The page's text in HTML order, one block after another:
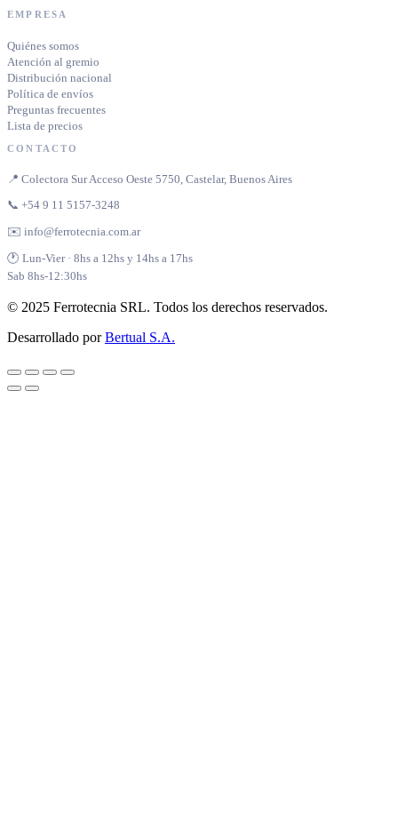
EMPRESA
Quiénes somos
Atención al gremio
Distribución nacional
Política de envíos
Preguntas frecuentes
Lista de precios
CONTACTO
📍 Colectora Sur Acceso Oeste 5750, Castelar, Buenos Aires
📞 +54 9 11 5157-3248
✉️ info@ferrotecnia.com.ar
🕐 Lun-Vier · 8hs a 12hs y 14hs a 17hs
Sab 8hs-12:30hs
© 2025 Ferrotecnia SRL. Todos los derechos reservados.
Desarrollado porBertual S.A.